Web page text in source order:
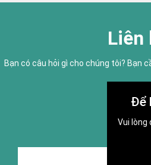
Liên
Bạn có câu hỏi gì cho chúng tôi? Bạn
Để
Vui lòng